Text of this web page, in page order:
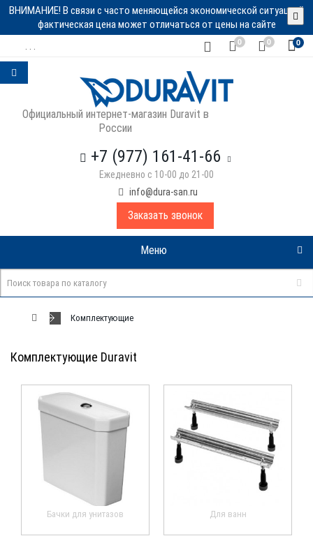
ВНИМАНИЕ! В связи с часто меняющейся экономической ситуацией
фактическая цена может отличаться от цены на сайте
0 0 0
Официальный интернет-магазин Duravit в
России
+7 (977) 161-41-66
Ежедневно с 10-00 до 21-00
info@dura-san.ru
Заказать звонок
Меню
Комплектующие
Комплектующие Duravit
Бачки для унитазов Для ванн